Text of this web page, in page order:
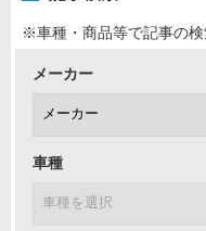
※車種・商品等で記事の
メーカー
車種